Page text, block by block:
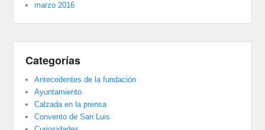
marzo 2016
Categorías
Antecedentes de la fundación
Ayuntamiento
Calzada en la prensa
Convento de San Luis